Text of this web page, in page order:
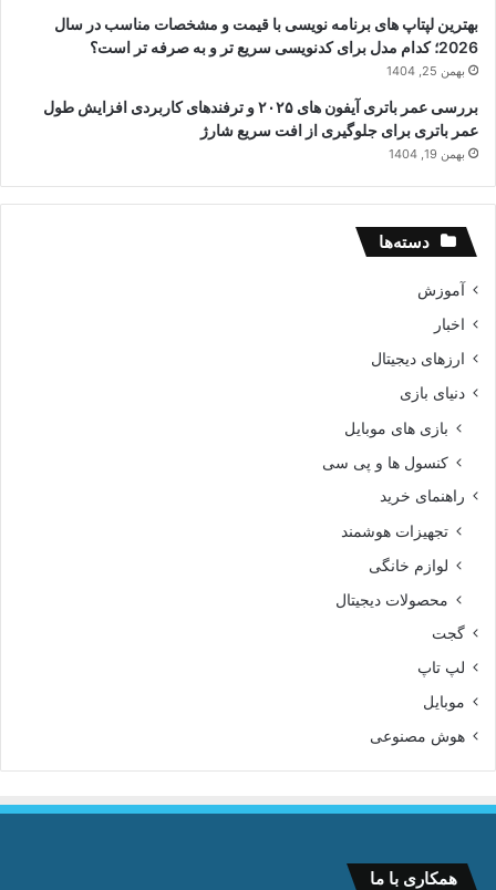
بهترین لپتاپ های برنامه نویسی با قیمت و مشخصات مناسب در سال
2026؛ کدام مدل برای کدنویسی سریع تر و به صرفه تر است؟
بهمن 25, 1404
بررسی عمر باتری آیفون های ۲۰۲۵ و ترفندهای کاربردی افزایش طول
عمر باتری برای جلوگیری از افت سریع شارژ
بهمن 19, 1404
دسته‌ها
آموزش
اخبار
ارزهای دیجیتال
دنیای بازی
بازی های موبایل
کنسول ها و پی سی
راهنمای خرید
تجهیزات هوشمند
لوازم خانگی
محصولات دیجیتال
گجت
لپ تاپ
موبایل
هوش مصنوعی
همکاری با ما